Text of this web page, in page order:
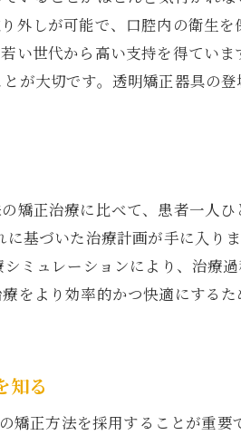
外しが可能で、口腔内の衛生を
い世代から高い支持を得ていま
が大切です。透明矯正器具の登
矯正治療に比べて、患者一人ひ
基づいた治療計画が手に入り
ミュレーションにより、治療
をより効率的かつ快適にするた
知る
矯正方法を採用することが重要